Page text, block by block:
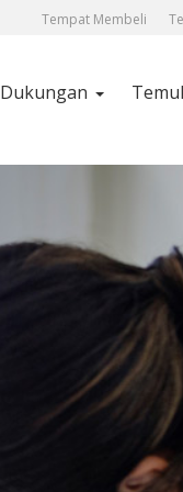
Tempat Membeli
Dukungan